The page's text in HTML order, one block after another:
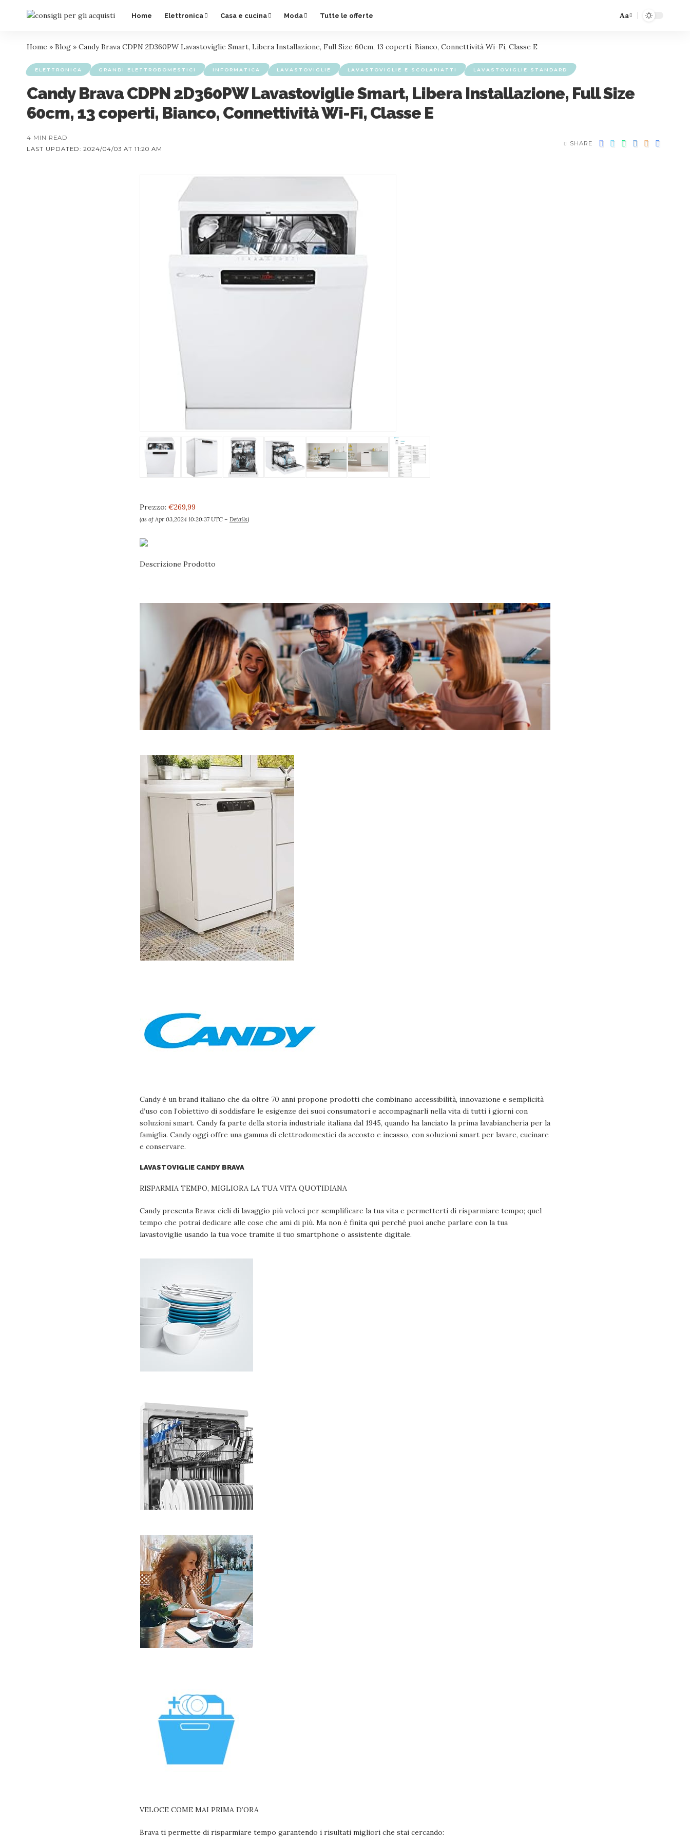
Home Elettronica Casa e cucina Moda Tutte le offerte Aa
Home » Blog » Candy Brava CDPN 2D360PW Lavastoviglie Smart, Libera Installazione, Full Size 60cm, 13 coperti, Bianco, Connettività Wi-Fi, Classe E
ELETTRONICA GRANDI ELETTRODOMESTICI INFORMATICA LAVASTOVIGLIE LAVASTOVIGLIE E SCOLAPIATTI LAVASTOVIGLIE STANDARD
Candy Brava CDPN 2D360PW Lavastoviglie Smart, Libera Installazione, Full Size
60cm, 13 coperti, Bianco, Connettività Wi-Fi, Classe E
LAST UPDATED: 2024/04/03 AT 11:20 AM
4 MIN READ
SHARE
Prezzo: €269,99
(as of Apr 03,2024 10:20:37 UTC – Details)
Descrizione Prodotto
Candy è un brand italiano che da oltre 70 anni propone prodotti che combinano accessibilità, innovazione e semplicità
d’uso con l’obiettivo di soddisfare le esigenze dei suoi consumatori e accompagnarli nella vita di tutti i giorni con
soluzioni smart. Candy fa parte della storia industriale italiana dal 1945, quando ha lanciato la prima lavabiancheria per la
famiglia. Candy oggi offre una gamma di elettrodomestici da accosto e incasso, con soluzioni smart per lavare, cucinare
e conservare.
LAVASTOVIGLIE CANDY BRAVA
RISPARMIA TEMPO, MIGLIORA LA TUA VITA QUOTIDIANA
Candy presenta Brava: cicli di lavaggio più veloci per semplificare la tua vita e permetterti di risparmiare tempo; quel
tempo che potrai dedicare alle cose che ami di più. Ma non è finita qui perché puoi anche parlare con la tua
lavastoviglie usando la tua voce tramite il tuo smartphone o assistente digitale.
VELOCE COME MAI PRIMA D’ORA
Brava ti permette di risparmiare tempo garantendo i risultati migliori che stai cercando: